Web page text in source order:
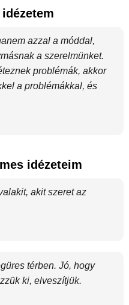
azzal a móddal,
a szerelmünket.
problémák, akkor
a problémákkal, és
idézeteim
akit szeret az
térben. Jó, hogy
ki, elveszítjük.